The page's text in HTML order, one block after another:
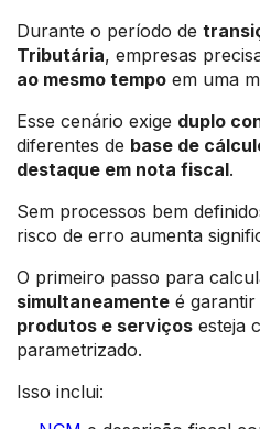
Durante o período de
Tributária, empresas
ao mesmo tempo em uma
Esse cenário exige duplo
diferentes de base de
destaque em nota fiscal.
Sem processos bem
risco de erro aumenta
O primeiro passo para
simultaneamente é garantir
produtos e serviços esteja
parametrizado.
Isso inclui: